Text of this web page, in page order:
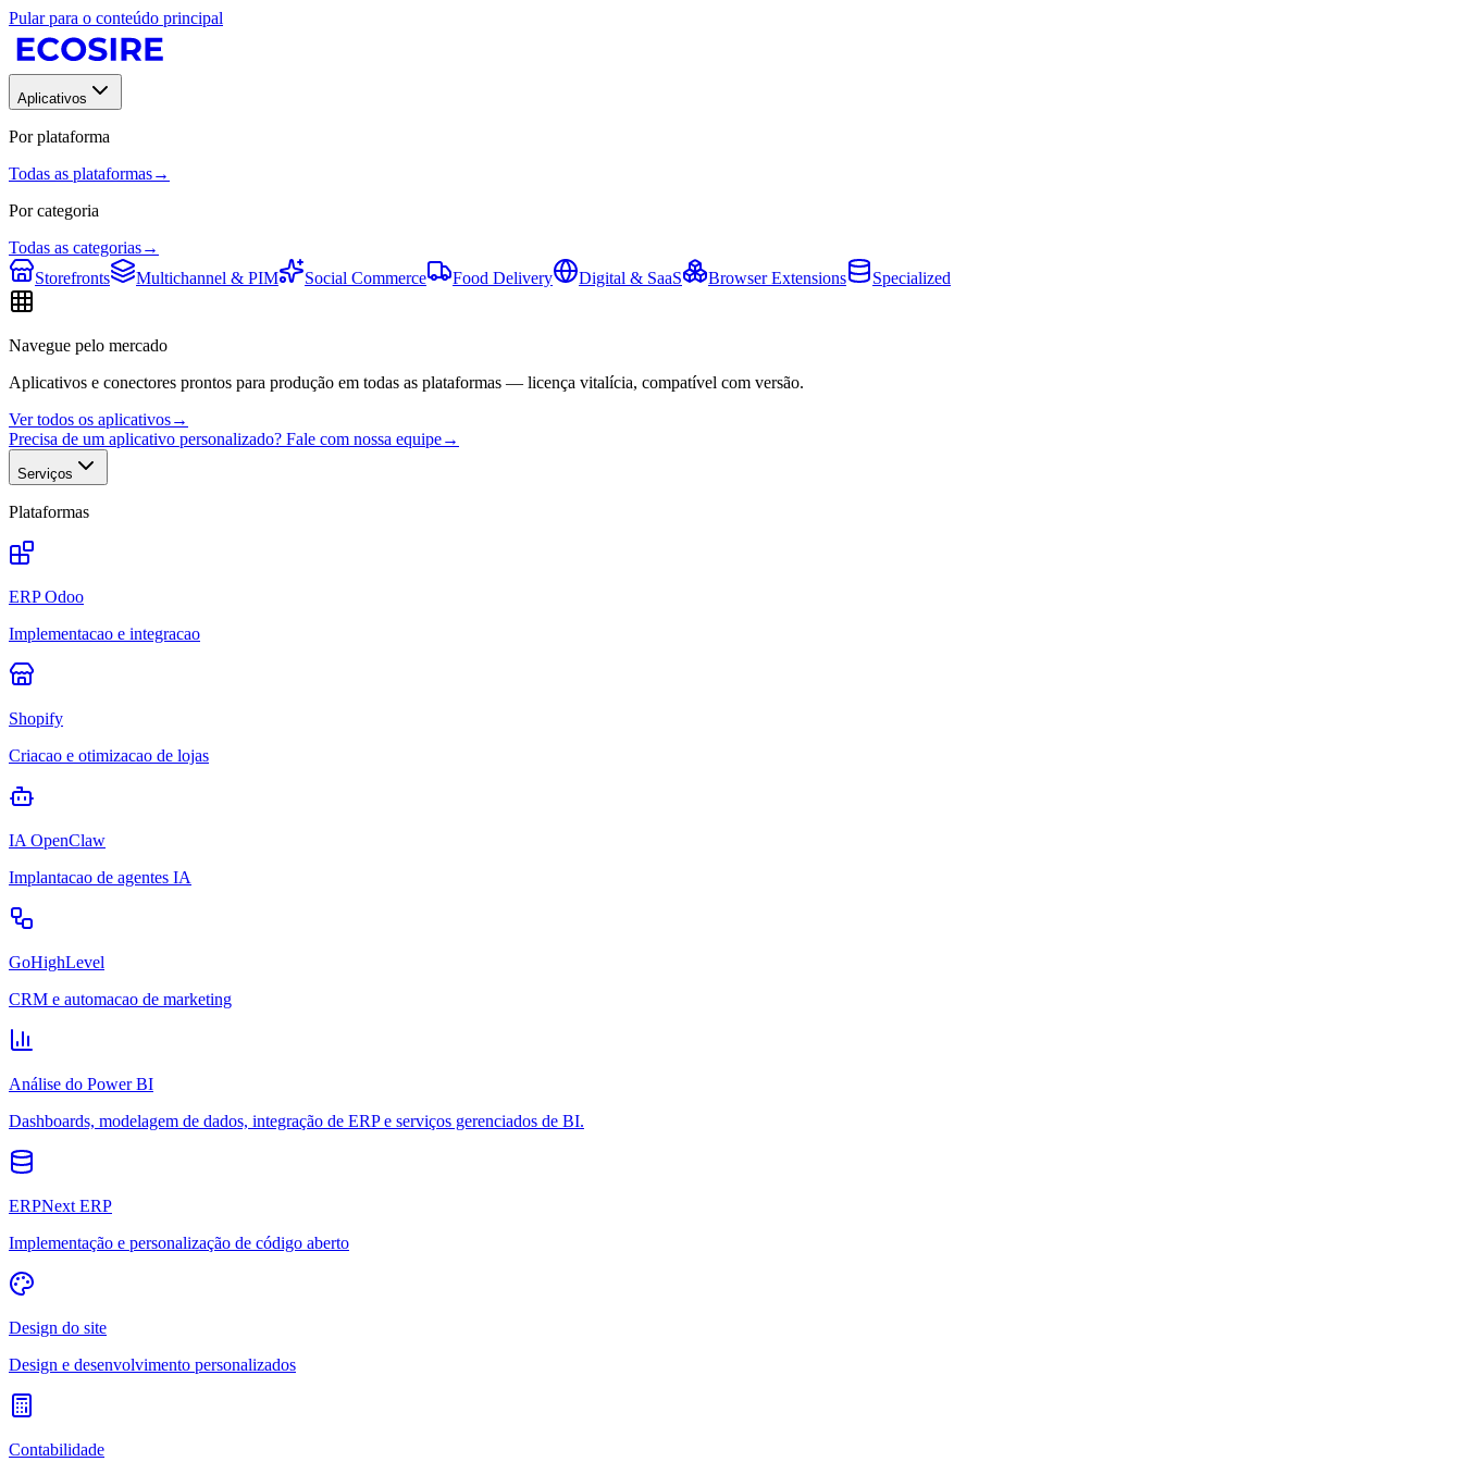
Pular para o conteúdo principal
Aplicativos
Por plataforma
Todas as plataformas→
Por categoria
Todas as categorias→
Storefronts
Multichannel & PIM Social Commerce Food Delivery Digital & SaaS Browser Extensions Specialized
Navegue pelo mercado
Aplicativos e conectores prontos para produção em todas as plataformas — licença vitalícia, compatível com versão.
Ver todos os aplicativos→
Precisa de um aplicativo personalizado? Fale com nossa equipe→
Serviços
Plataformas
ERP Odoo
Implementacao e integracao
Shopify
Criacao e otimizacao de lojas
IA OpenClaw
Implantacao de agentes IA
GoHighLevel
CRM e automacao de marketing
Análise do Power BI
Dashboards, modelagem de dados, integração de ERP e serviços gerenciados de BI.
ERPNext ERP
Implementação e personalização de código aberto
Design do site
Design e desenvolvimento personalizados
Contabilidade